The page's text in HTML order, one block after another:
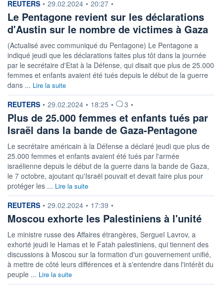
information fournie par
REUTERS • 29.02.2024 • 20:27 •
Le Pentagone revient sur les déclarations
d'Austin sur le nombre de victimes à Gaza
(Actualisé avec communiqué du Pentagone) Le Pentagone a
indiqué jeudi que les déclarations faites plus tôt dans la journée
par le secrétaire d'Etat à la Défense, qui disait que plus de 25.000
femmes et enfants avaient été tués depuis le début de la guerre
dans ... Lire la suite
information fournie par
REUTERS • 29.02.2024 • 18:25 • 3 •
Plus de 25.000 femmes et enfants tués par
Israël dans la bande de Gaza-Pentagone
Le secrétaire américain à la Défense a déclaré jeudi que plus de
25.000 femmes et enfants avaient été tués par l'armée
israélienne depuis le début de la guerre dans la bande de Gaza,
le 7 octobre, ajoutant qu'Israël pouvait et devait faire plus pour
protéger les ... Lire la suite
information fournie par
REUTERS • 29.02.2024 • 17:39 •
Moscou exhorte les Palestiniens à l'unité
Le ministre russe des Affaires étrangères, Sergueï Lavrov, a
exhorté jeudi le Hamas et le Fatah palestiniens, qui tiennent des
discussions à Moscou sur la formation d'un gouvernement unifié,
à mettre de côté leurs différences et à s'entendre dans l'intérêt du
peuple ... Lire la suite